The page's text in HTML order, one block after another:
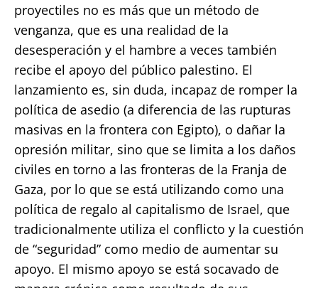
proyectiles no es más que un método de
venganza, que es una realidad de la
desesperación y el hambre a veces también
recibe el apoyo del público palestino. El
lanzamiento es, sin duda, incapaz de romper la
política de asedio (a diferencia de las rupturas
masivas en la frontera con Egipto), o dañar la
opresión militar, sino que se limita a los daños
civiles en torno a las fronteras de la Franja de
Gaza, por lo que se está utilizando como una
política de regalo al capitalismo de Israel, que
tradicionalmente utiliza el conflicto y la cuestión
de “seguridad” como medio de aumentar su
apoyo. El mismo apoyo se está socavado de